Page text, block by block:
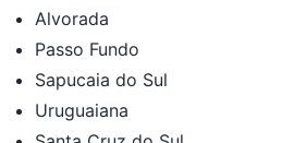
Alvorada
Passo Fundo
Sapucaia do Sul
Uruguaiana